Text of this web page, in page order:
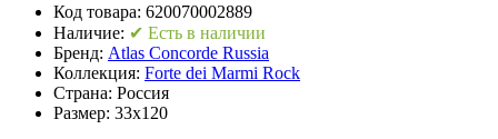
Код товара: 620070002889
Наличие: ✔ Есть в наличии
Бренд: Atlas Concorde Russia
Коллекция: Forte dei Marmi Rock
Страна: Россия
Размер: 33x120